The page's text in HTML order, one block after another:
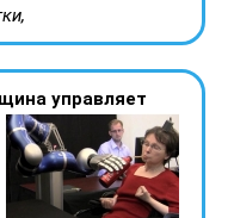
управляет